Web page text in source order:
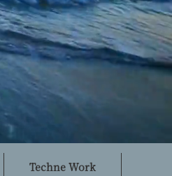
Techne Work